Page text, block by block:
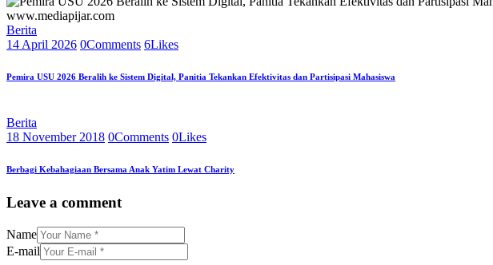
Berita
14 April 2026 0Comments 6Likes
Pemira USU 2026 Beralih ke Sistem Digital, Panitia Tekankan Efektivitas dan Partisipasi Mahasiswa
Berita
18 November 2018 0Comments 0Likes
Berbagi Kebahagiaan Bersama Anak Yatim Lewat Charity
Leave a comment
Name
E-mail